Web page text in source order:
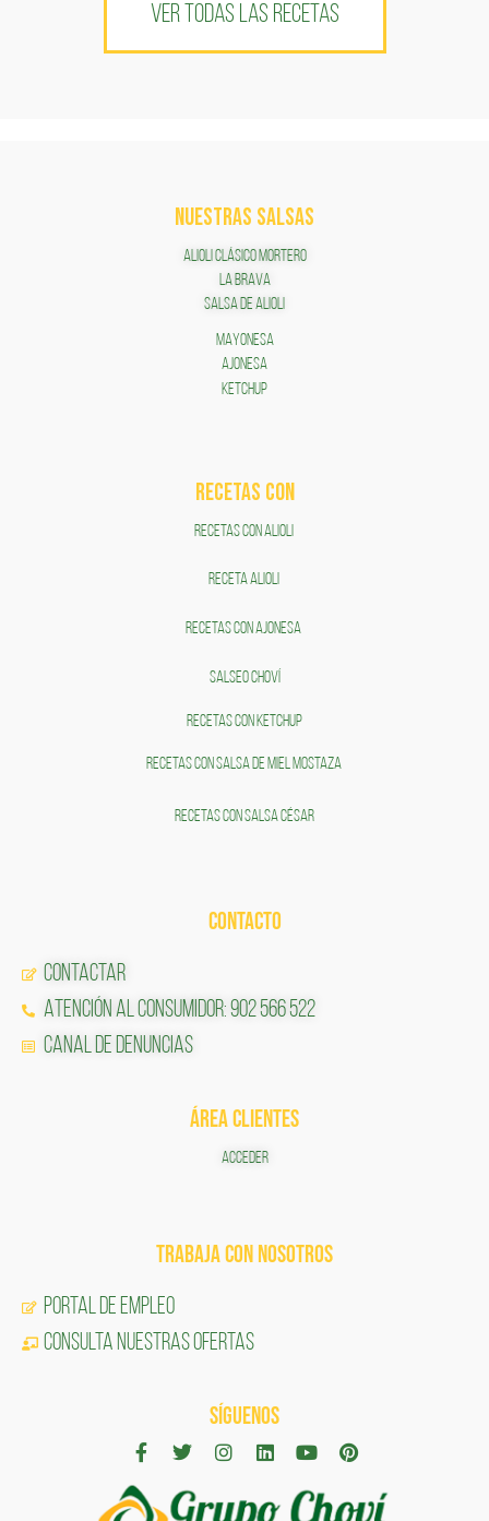
VER TODAS LAS RECETAS
NUESTRAS SALSAS
ALIOLI CLÁSICO MORTERO
LA BRAVA
SALSA DE ALIOLI
MAYONESA
AJONESA
KETCHUP
RECETAS COn
RECETAS CON ALIOLI
RECETA ALIOLI
RECETAS CON AJONESA
SALSEO CHOVÍ
RECETAS CON KETCHUP
RECETAS CON SALSA DE MIEL MOSTAZA
RECETAS CON SALSA CÉSAR
CONTACTO
Contactar
Atención al Consumidor: 902 566 522
Canal de Denuncias
ÁREA CLIENTES
ACCEDER
TRABAJA CON NOSOTROS
Portal de Empleo
CONSULTA NUESTRAS OFERTAS
SÍGUENOS